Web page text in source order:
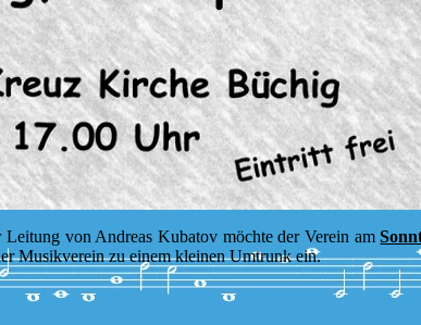
von Andreas Kubatov möchte der Verein am
Musikverein zu einem kleinen Umtrunk ein.